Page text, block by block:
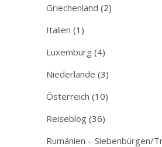
Griechenland (2)
Italien (1)
Luxemburg (4)
Niederlande (3)
Österreich (10)
Reiseblog (36)
Rumänien – Siebenbürgen/